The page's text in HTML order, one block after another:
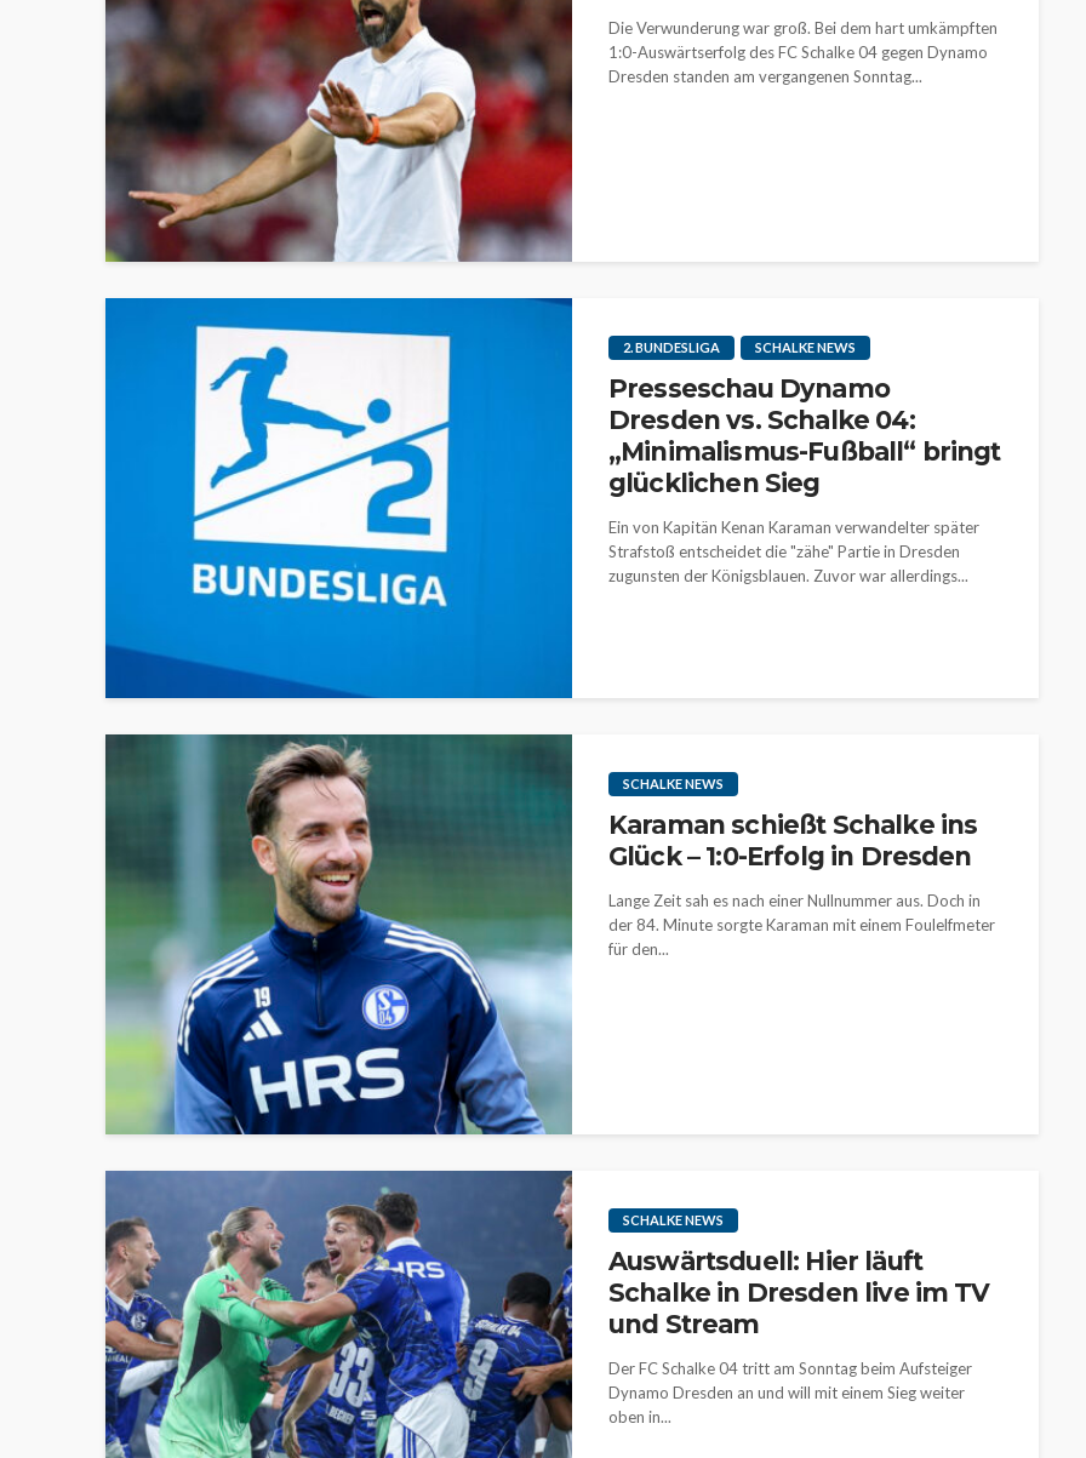
Die Verwunderung war groß. Bei dem hart umkämpften
1:0-Auswärtserfolg des FC Schalke 04 gegen Dynamo
Dresden standen am vergangenen Sonntag...
2. BUNDESLIGA SCHALKE NEWS
Presseschau Dynamo
Dresden vs. Schalke 04:
„Minimalismus-Fußball“ bringt
glücklichen Sieg
Ein von Kapitän Kenan Karaman verwandelter später
Strafstoß entscheidet die "zähe" Partie in Dresden
zugunsten der Königsblauen. Zuvor war allerdings...
SCHALKE NEWS
Karaman schießt Schalke ins
Glück – 1:0-Erfolg in Dresden
Lange Zeit sah es nach einer Nullnummer aus. Doch in
der 84. Minute sorgte Karaman mit einem Foulelfmeter
für den...
SCHALKE NEWS
Auswärtsduell: Hier läuft
Schalke in Dresden live im TV
und Stream
Der FC Schalke 04 tritt am Sonntag beim Aufsteiger
Dynamo Dresden an und will mit einem Sieg weiter
oben in...